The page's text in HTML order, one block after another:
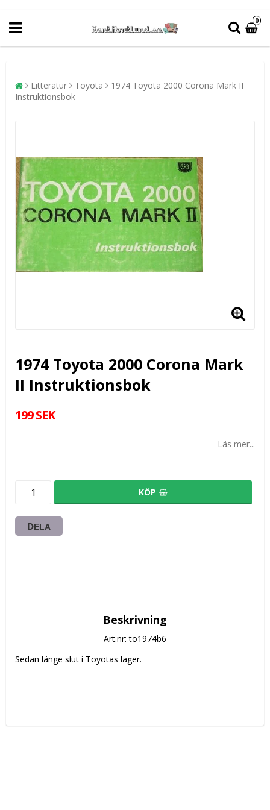
0
Litteratur Toyota
1974 Toyota 2000 Corona Mark II
Instruktionsbok
1974 Toyota 2000 Corona Mark
II Instruktionsbok
199 SEK
Läs mer...
KÖP
DELA
Beskrivning
Art.nr: to1974b6
Sedan länge slut i Toyotas lager.